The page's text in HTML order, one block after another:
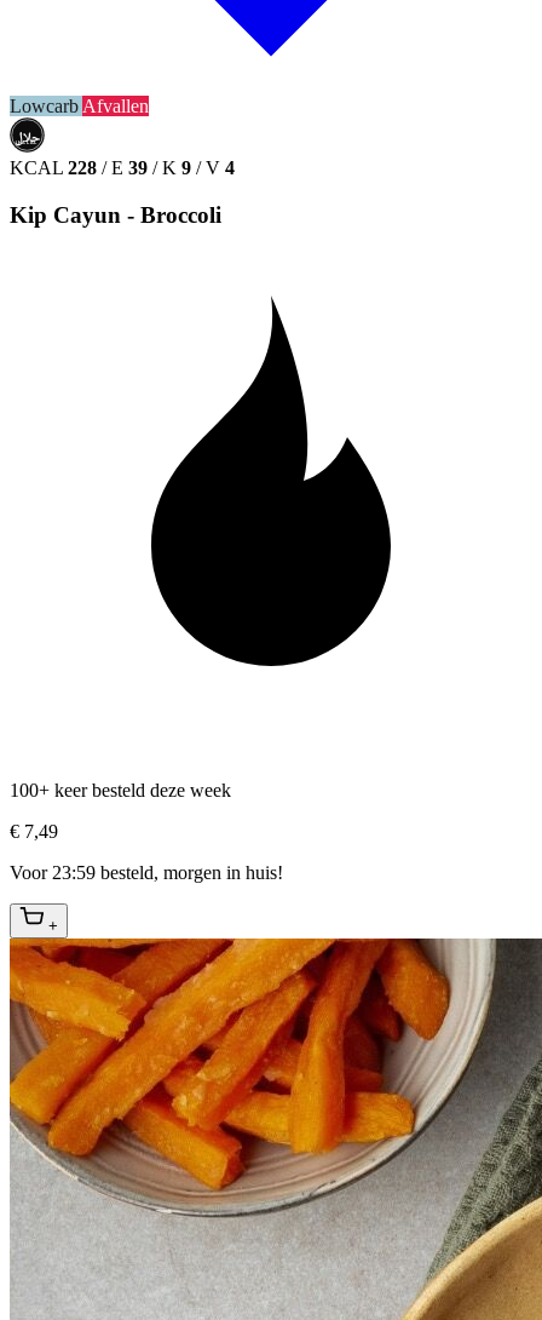
LowcarbAfvallen
حلال
HALAL
KCAL 228 / E 39 / K 9 / V 4
Kip Cayun - Broccoli
100+ keer besteld deze week
€ 7,49
Voor 23:59 besteld, morgen in huis!
+